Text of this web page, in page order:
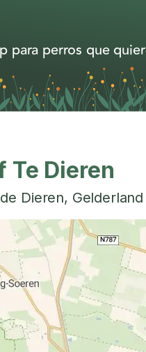
para perros que
Te Dieren
Dieren, Gelderland